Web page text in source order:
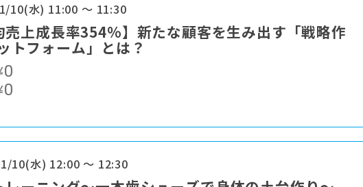
10(水) 11:00 ～ 11:30
売上成長率354%】新たな顧客を生み出す「戦略作
トフォーム」とは？
0
0
10(水) 12:00 ～ 12:30